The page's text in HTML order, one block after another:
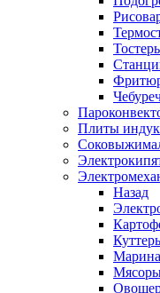
Плиты
Назад